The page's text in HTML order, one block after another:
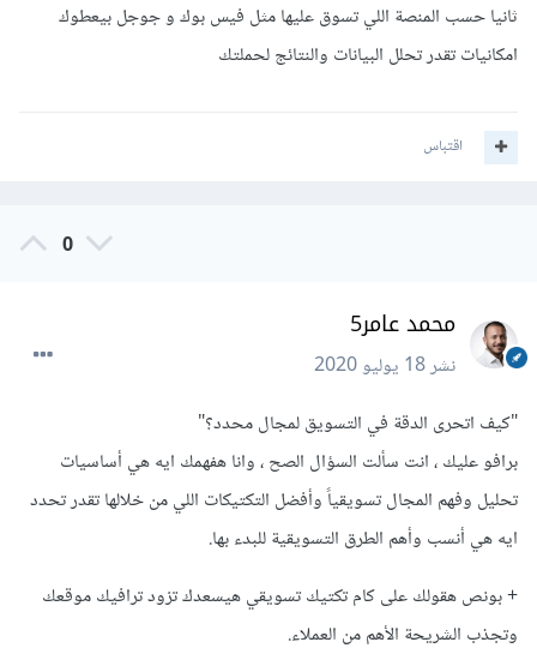
ثانيا حسب المنصة اللي تسوق عليها مثل فيس بوك و جوجل بيعطوك
امكانيات تقدر تحلل البيانات والنتائج لحملتك
اقتباس
0
محمد عامر5
نشر18 يوليو 2020
"كيف اتحرى الدقة في التسويق لمجال محدد؟"
برافو عليك ، انت سألت السؤال الصح ، وانا هفهمك ايه هي أساسيات
تحليل وفهم المجال تسويقياً وأفضل التكتيكات اللي من خلالها تقدر تحدد
ايه هي أنسب وأهم الطرق التسويقية للبدء بها.
+ بونص هقولك على كام تكتيك تسويقي هيسعدك تزود ترافيك موقعك
وتجذب الشريحة الأهم من العملاء.